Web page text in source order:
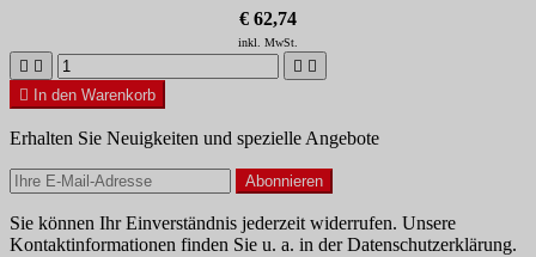
€ 62,74
inkl. MwSt.
   

In den Warenkorb
Erhalten Sie Neuigkeiten und spezielle Angebote
Sie können Ihr Einverständnis jederzeit widerrufen. Unsere
Kontaktinformationen finden Sie u. a. in der Datenschutzerklärung.